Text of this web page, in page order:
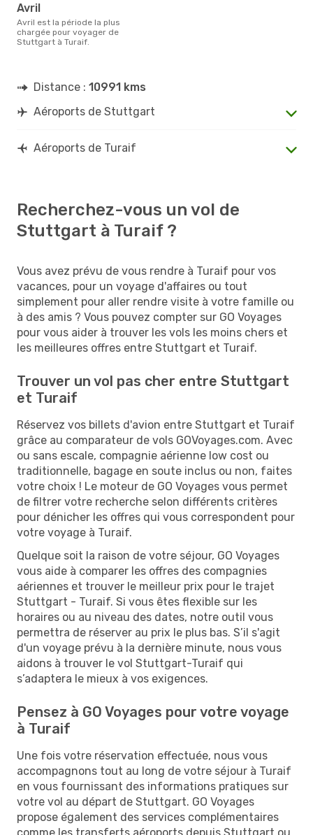
avril
avril est la période la plus
chargée pour voyager de
Stuttgart à Turaif.
Distance : 10991 kms
Aéroports de Stuttgart
Aéroports de Turaif
Recherchez-vous un vol de
Stuttgart à Turaif ?
Vous avez prévu de vous rendre à Turaif pour vos
vacances, pour un voyage d'affaires ou tout
simplement pour aller rendre visite à votre famille ou
à des amis ? Vous pouvez compter sur GO Voyages
pour vous aider à trouver les vols les moins chers et
les meilleures offres entre Stuttgart et Turaif.
Trouver un vol pas cher entre Stuttgart
et Turaif
Réservez vos billets d'avion entre Stuttgart et Turaif
grâce au comparateur de vols GOVoyages.com. Avec
ou sans escale, compagnie aérienne low cost ou
traditionnelle, bagage en soute inclus ou non, faites
votre choix ! Le moteur de GO Voyages vous permet
de filtrer votre recherche selon différents critères
pour dénicher les offres qui vous correspondent pour
votre voyage à Turaif.
Quelque soit la raison de votre séjour, GO Voyages
vous aide à comparer les offres des compagnies
aériennes et trouver le meilleur prix pour le trajet
Stuttgart - Turaif. Si vous êtes flexible sur les
horaires ou au niveau des dates, notre outil vous
permettra de réserver au prix le plus bas. S’il s'agit
d'un voyage prévu à la dernière minute, nous vous
aidons à trouver le vol Stuttgart-Turaif qui
s’adaptera le mieux à vos exigences.
Pensez à GO Voyages pour votre voyage
à Turaif
Une fois votre réservation effectuée, nous vous
accompagnons tout au long de votre séjour à Turaif
en vous fournissant des informations pratiques sur
votre vol au départ de Stuttgart. GO Voyages
propose également des services complémentaires